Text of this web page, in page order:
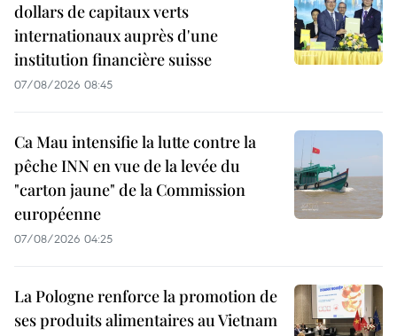
dollars de capitaux verts
internationaux auprès d'une
institution financière suisse
07/08/2026 08:45
Ca Mau intensifie la lutte contre la
pêche INN en vue de la levée du
"carton jaune" de la Commission
européenne
07/08/2026 04:25
La Pologne renforce la promotion de
ses produits alimentaires au Vietnam